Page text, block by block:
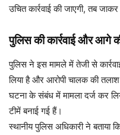
उचित कार्रवाई की जाएगी, तब
पुलिस की कार्रवाई और आगे
पुलिस ने इस मामले में तेजी से
लिया है और आरोपी चालक की
घटना के संबंध में मामला दर्ज कर
टीमें बनाई गई हैं।
स्थानीय पुलिस अधिकारी ने